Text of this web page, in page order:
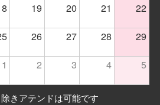
19 20 21
22
26 27 28
29
1 2 3 4 5
きアテンドは可能です